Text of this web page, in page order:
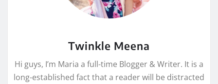
Twinkle Meena
Hi guys, I’m Maria a full-time Blogger & Writer. It is a
long-established fact that a reader will be distracted